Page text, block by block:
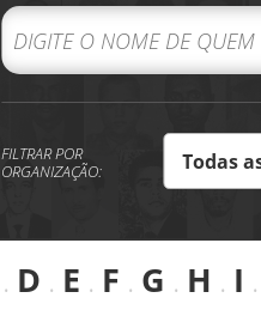
FILTRAR POR
ORGANIZAÇÃO:
. D . E . F . G . H . I .